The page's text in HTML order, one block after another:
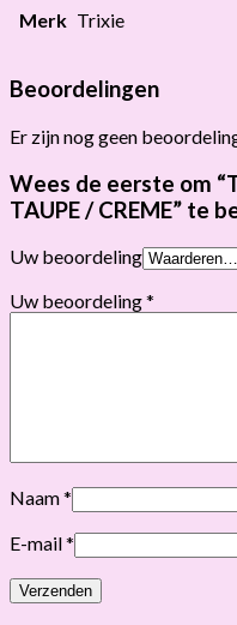
Merk Trixie
Beoordelingen
Er zijn nog geen
Wees de eerste om
TAUPE / CREME” te
Uw beoordeling
Uw beoordeling*
Naam*
E-mail*